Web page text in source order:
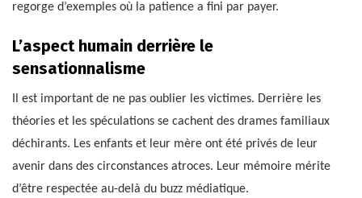
regorge d’exemples où la patience a fini par payer.
L’aspect humain derrière le
sensationnalisme
Il est important de ne pas oublier les victimes. Derrière les
théories et les spéculations se cachent des drames familiaux
déchirants. Les enfants et leur mère ont été privés de leur
avenir dans des circonstances atroces. Leur mémoire mérite
d’être respectée au-delà du buzz médiatique.